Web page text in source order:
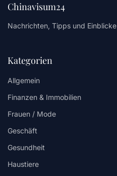
Chinavisum24
Nachrichten, Tipps und Einblicke
Kategorien
Allgemein
Finanzen & Immobilien
Frauen / Mode
Geschäft
Gesundheit
Haustiere